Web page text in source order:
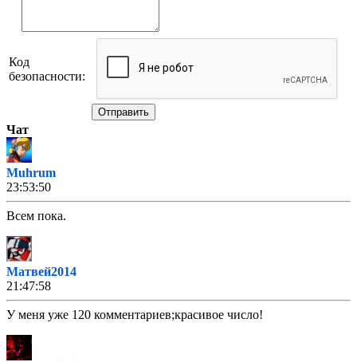
Код
безопасности:
Отправить
Чат
Muhrum
23:53:50
Всем пока.
Матвей2014
21:47:58
У меня уже 120 комментариев;красивое число!